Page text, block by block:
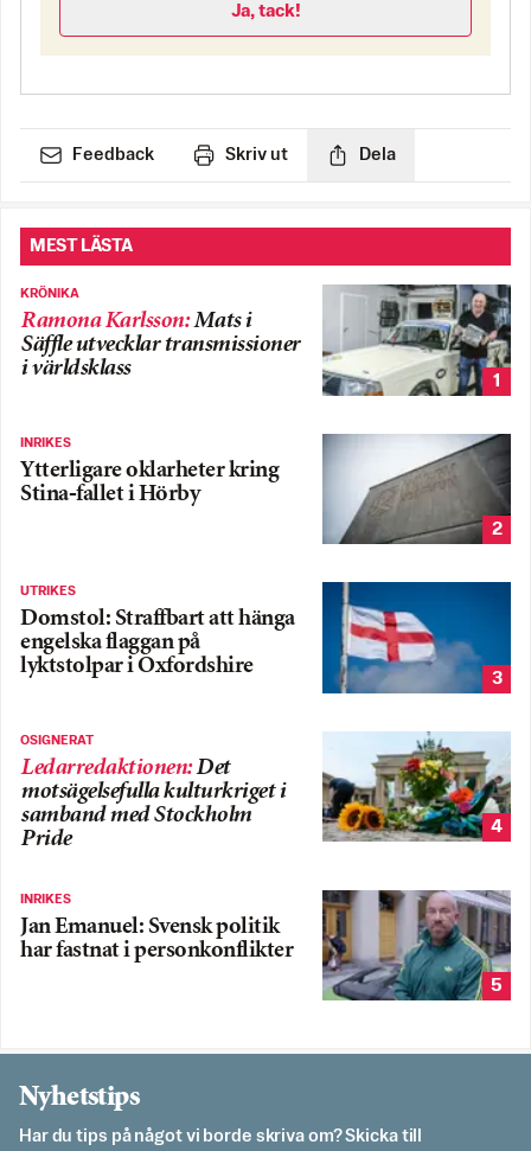
Ja, tack!
Feedback Skriv ut Dela
MEST LÄSTA
KRÖNIKA
Ramona Karlsson:Mats i
Säffle utvecklar transmissioner
i världsklass
1
INRIKES
Ytterligare oklarheter kring
Stina-fallet i Hörby
2
UTRIKES
Domstol: Straffbart att hänga
engelska flaggan på
lyktstolpar i Oxfordshire
3
OSIGNERAT
Ledarredaktionen:Det
motsägelsefulla kulturkriget i
samband med Stockholm
Pride
4
INRIKES
Jan Emanuel: Svensk politik
har fastnat i personkonflikter
5
Nyhetstips
Har du tips på något vi borde skriva om? Skicka till